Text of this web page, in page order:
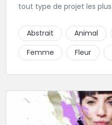
tout type de projet les
Abstrait
Animal
Femme
Fleur